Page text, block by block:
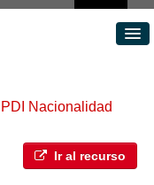
Nacionalidad
Ir al recurso